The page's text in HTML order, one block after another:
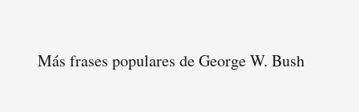
Más frases populares de George W. Bush